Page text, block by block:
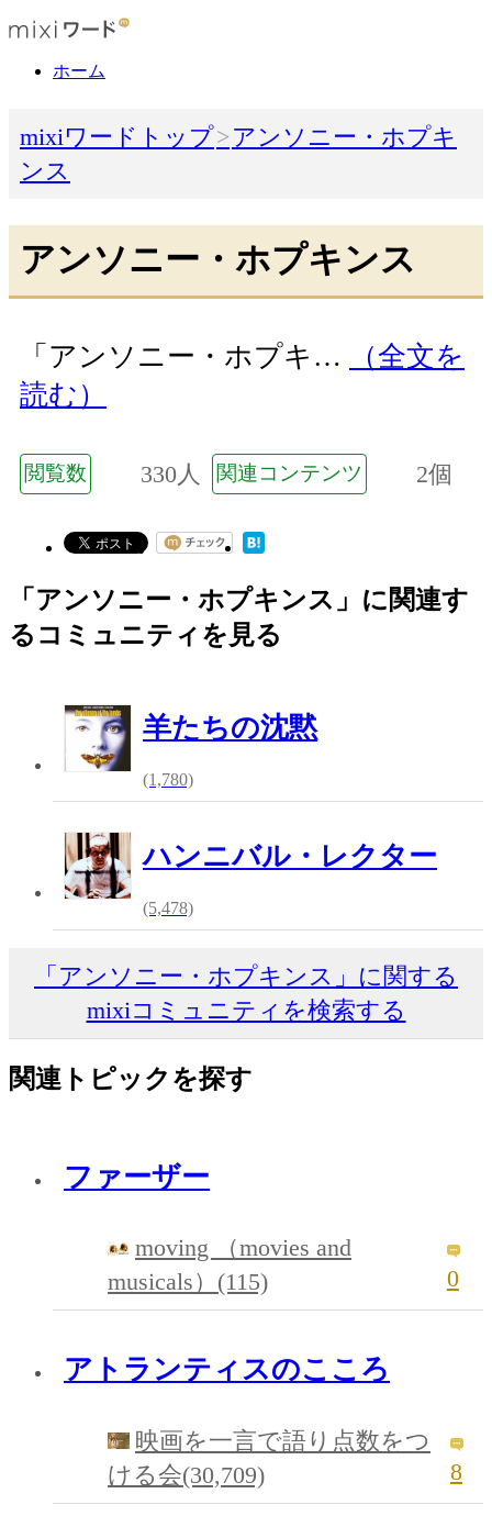
ホーム
mixiワードトップ
アンソニー・ホプキ
ンス
アンソニー・ホプキンス
「アンソニー・ホプキ…
（全文を
読む）
閲覧数 330人 関連コンテンツ 2個
「アンソニー・ホプキンス」に関連す
るコミュニティを見る
羊たちの沈黙
(1,780)
ハンニバル・レクター
(5,478)
「アンソニー・ホプキンス」に関する
mixiコミュニティを検索する
関連トピックを探す
ファーザー
moving （movies and
musicals）(115)
0
アトランティスのこころ
映画を一言で語り点数をつ
ける会(30,709)
8